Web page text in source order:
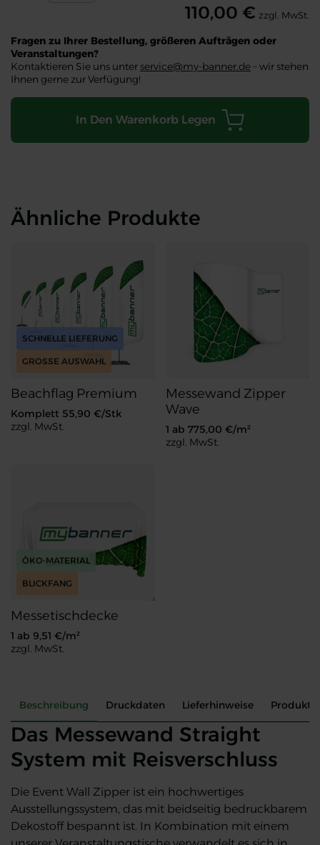
110,00 € zzgl. MwSt.
Fragen zu Ihrer Bestellung, größeren Aufträgen oder
Veranstaltungen?
Kontaktieren Sie uns unter service@my-banner.de– wir stehen
Ihnen gerne zur Verfügung!
In Den Warenkorb Legen
Ähnliche Produkte
Beachflag Premium
SCHNELLE LIEFERUNG
GROSSE AUSWAHL
Komplett 55,90 €/Stk
zzgl. MwSt.
Messewand Zipper
Wave
1 ab 775,00 €/m²
zzgl. MwSt.
Messetischdecke
ÖKO-MATERIAL
BLICKFANG
1 ab 9,51 €/m²
zzgl. MwSt.
Beschreibung Druckdaten Lieferhinweise
Das Messewand Straight
System mit Reisverschluss
Die Event Wall Zipper ist ein hochwertiges
Ausstellungssystem, das mit beidseitig bedruckbarem
Dekostoff bespannt ist. In Kombination mit einem